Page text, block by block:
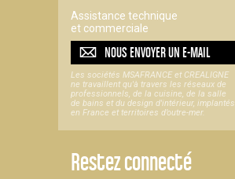
Assistance technique
et commerciale
NOUS ENVOYER UNE-MAIL
Les sociétés MSAFRANCE et CREALIGNE
ne travaillent qu'à travers les réseaux de
professionnels, de la cuisine, de la salle
de bains et du design d'intérieur, implantés
en France et territoires d’outre-mer.
Restez connecté